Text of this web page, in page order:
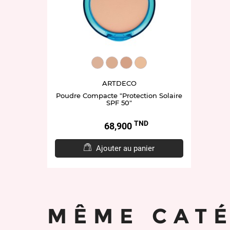
ART4313.20
ART4313.90
ART4313.50
ART4313.95
ARTDECO
Poudre Compacte "Protection Solaire
SPF 50"
Prix68,900 TND
Ajouter au panier
MÊME